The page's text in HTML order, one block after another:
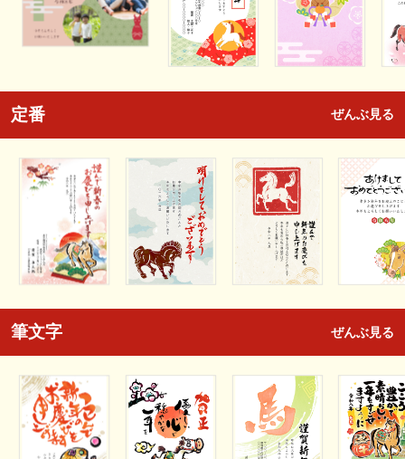
定番 ぜんぶ見る
筆文字 ぜんぶ見る